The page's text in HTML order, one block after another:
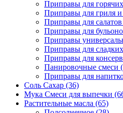
Приправы для
Приправы для гриля
Приправы для салатов
Приправы для
Приправы
Приправы для
Приправы для
Панировочные смеси
Приправы для
Соль Сахар (36)
Мука Смеси для выпечки
Растительные масла (65)